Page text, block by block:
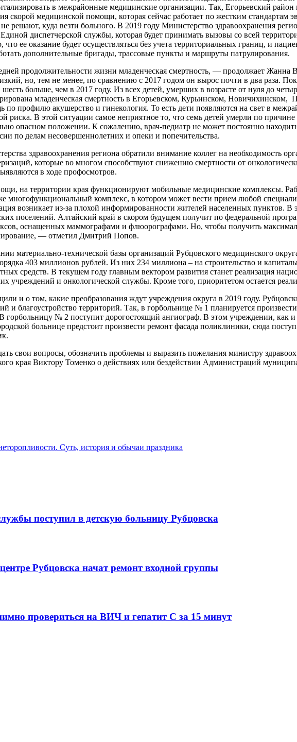
в межрайонные медицинские организации. Так, Егорьевский район
скорой медицинской помощи, которая сейчас работает по жестким стандартам
решают, куда везти больного. В 2019 году Министерство здравоохранения
диспетчерской службы, которая будет принимать вызовы со всей
ее оказание будет осуществляться без учета территориальных границ, и
дополнительные бригады, трассовые пункты и маршруты патрулирования.
продолжительности жизни младенческая смертность, — продолжает Жанна
но, тем не менее, по сравнению с 2017 годом он вырос почти в два раза.
больше, чем в 2017 году. Из всех детей, умерших в возрасте от нуля до
младенческая смертность в Егорьевском, Курьинском,
по профилю акушерство и гинекология. То есть дети появляются на свет в
риска. В этой ситуации самое неприятное то, что семь детей умерли по
опасном положении. К сожалению, врач-педиатр не может постоянно
по делам несовершеннолетних и опеки и попечительства.
здравоохранения региона обратили внимание коллег на необходимость
которые во многом способствуют снижению смертности от
в ходе профосмотров.
на территории края функционируют мобильные медицинские комплексы.
многофункциональный комплекс, в котором может вести прием любой
возникает из-за плохой информированности жителей населенных пунктов.
поселений. Алтайский край в скором будущем получит по федеральной
оснащенных маммографами и флюорографами. Но, чтобы получить
— отметил Дмитрий Попов.
материально-технической базы организаций Рубцовского медицинского
403 миллионов рублей. Из них 234 миллиона – на строительство и
средств. В текущем году главным вектором развития станет реализация
учреждений и онкологической службы. Кроме того, приоритетом остается
и о том, какие преобразования ждут учреждения округа в 2019 году.
и благоустройство территорий. Так, в горбольнице № 1 планируется
горбольницу № 2 поступит дорогостоящий ангиограф. В этом учреждении, как
больнице предстоит произвести ремонт фасада поликлиники, сюда
свои вопросы, обозначить проблемы и выразить пожелания министру
края Виктору Томенко о действиях или бездействии Администраций
Суть, история и обычаи праздника
поступил в детскую больницу Рубцовска
Рубцовска начат ремонт входной группы
провериться на ВИЧ и гепатит С за 15 минут